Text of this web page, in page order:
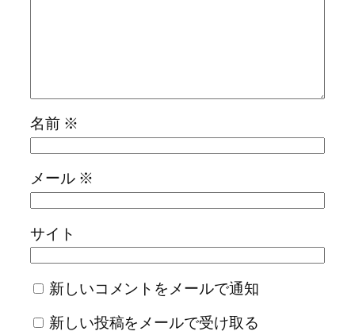
名前 ※
メール ※
サイト
新しいコメントをメールで通知
新しい投稿をメールで受け取る